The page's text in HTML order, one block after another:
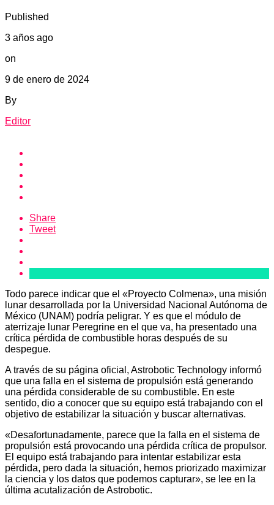
Published
3 años ago
on
9 de enero de 2024
By
Editor
Share
Tweet
Todo parece indicar que el «Proyecto Colmena», una misión
lunar desarrollada por la Universidad Nacional Autónoma de
México (UNAM) podría peligrar. Y es que el módulo de
aterrizaje lunar Peregrine en el que va, ha presentado una
crítica pérdida de combustible horas después de su
despegue.
A través de su página oficial, Astrobotic Technology informó
que una falla en el sistema de propulsión está generando
una pérdida considerable de su combustible. En este
sentido, dio a conocer que su equipo está trabajando con el
objetivo de estabilizar la situación y buscar alternativas.
«Desafortunadamente, parece que la falla en el sistema de
propulsión está provocando una pérdida crítica de propulsor.
El equipo está trabajando para intentar estabilizar esta
pérdida, pero dada la situación, hemos priorizado maximizar
la ciencia y los datos que podemos capturar», se lee en la
última acutalización de Astrobotic.